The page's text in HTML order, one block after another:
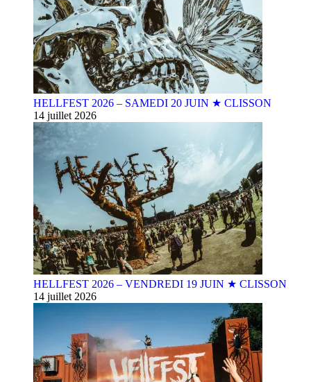
HELLFEST 2026 – SAMEDI 20 JUIN ★ CLISSON
14 juillet 2026
HELLFEST 2026 – VENDREDI 19 JUIN ★ CLISSON
14 juillet 2026